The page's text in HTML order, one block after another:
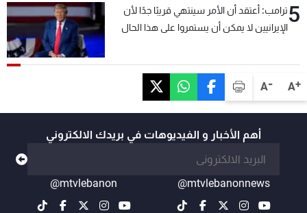
A+
A-
5ترامب: أعتقد أن الأمر سينتهي قريبًا جدًا لأن
الإيرانيين لا يمكن أن يستمروا على هذا الحال
أهم الأخبار و الفيديوهات في بريدك الالكتروني
@mtvlebanonnews
@mtvlebanon